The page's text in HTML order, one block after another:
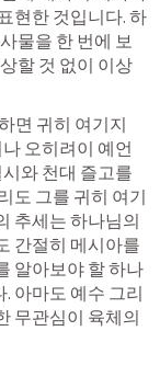
현한 것입니다. 하
물을 한 번에 보
할 것 없이 이상
면 귀히 여기지
오히려이 예언
와 천대 즐고를
도 그를 귀히 여기
추세는 하나님의
간절히 메시아를
알아보야 할 하나
아마도 예수 그리
무관심이 육체의